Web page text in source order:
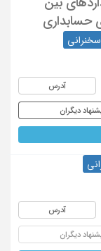
حسابداری
سخنرانی
آدرس
دیگران
آدرس
دیگران